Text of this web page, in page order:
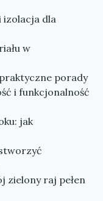
izolacja dla
w
porady
i funkcjonalność
jak
zielony raj pełen